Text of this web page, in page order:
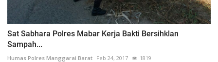
Sat Sabhara Polres Mabar Kerja Bakti Bersihklan
Sampah...
Humas Polres Manggarai Barat Feb 24, 2017 1819